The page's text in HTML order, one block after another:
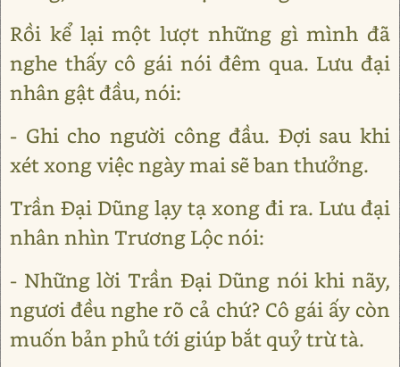
Rồi kể lại một lượt những gì mình đã
nghe thấy cô gái nói đêm qua. Lưu đại
nhân gật đầu, nói:
- Ghi cho người công đầu. Đợi sau khi
xét xong việc ngày mai sẽ ban thưởng.
Trần Đại Dũng lạy tạ xong đi ra. Lưu đại
nhân nhìn Trương Lộc nói:
- Những lời Trần Đại Dũng nói khi nãy,
ngươi đều nghe rõ cả chứ? Cô gái ấy còn
muốn bản phủ tới giúp bắt quỷ trừ tà.